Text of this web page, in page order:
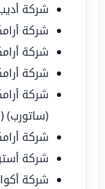
شركة
شركة
شركة
شركة
شركة
(ساتورب)(1)
شركة
شركة
شركة أكوا